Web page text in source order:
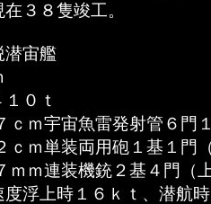
３８隻竣工。
潜宙艦
０ｔ
ｃｍ宇宙魚雷発射管６門
ｍ単装両用砲１基１門
ｍ連装機銃２基４門（
上時１６ｋｔ、潜航時